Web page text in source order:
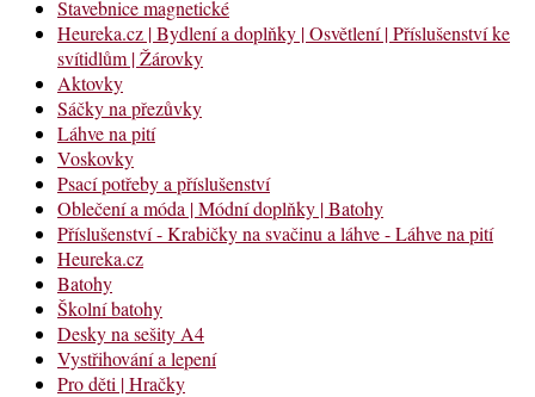
Stavebnice magnetické
Heureka.cz | Bydlení a doplňky | Osvětlení | Příslušenství ke
svítidlům | Žárovky
Aktovky
Sáčky na přezůvky
Láhve na pití
Voskovky
Psací potřeby a příslušenství
Oblečení a móda | Módní doplňky | Batohy
Příslušenství - Krabičky na svačinu a láhve - Láhve na pití
Heureka.cz
Batohy
Školní batohy
Desky na sešity A4
Vystřihování a lepení
Pro děti | Hračky